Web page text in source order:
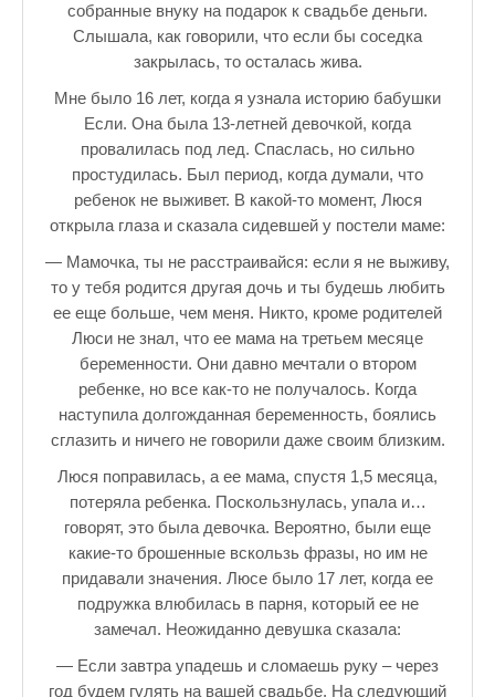
собранные внуку на подарок к свадьбе деньги.
Слышала, как говорили, что если бы соседка
закрылась, то осталась жива.
Мне было 16 лет, когда я узнала историю бабушки
Если. Она была 13-летней девочкой, когда
провалилась под лед. Спаслась, но сильно
простудилась. Был период, когда думали, что
ребенок не выживет. В какой-то момент, Люся
открыла глаза и сказала сидевшей у постели маме:
— Мамочка, ты не расстраивайся: если я не выживу,
то у тебя родится другая дочь и ты будешь любить
ее еще больше, чем меня. Никто, кроме родителей
Люси не знал, что ее мама на третьем месяце
беременности. Они давно мечтали о втором
ребенке, но все как-то не получалось. Когда
наступила долгожданная беременность, боялись
сглазить и ничего не говорили даже своим близким.
Люся поправилась, а ее мама, спустя 1,5 месяца,
потеряла ребенка. Поскользнулась, упала и…
говорят, это была девочка. Вероятно, были еще
какие-то брошенные вскользь фразы, но им не
придавали значения. Люсе было 17 лет, когда ее
подружка влюбилась в парня, который ее не
замечал. Неожиданно девушка сказала:
— Если завтра упадешь и сломаешь руку – через
год будем гулять на вашей свадьбе. На следующий